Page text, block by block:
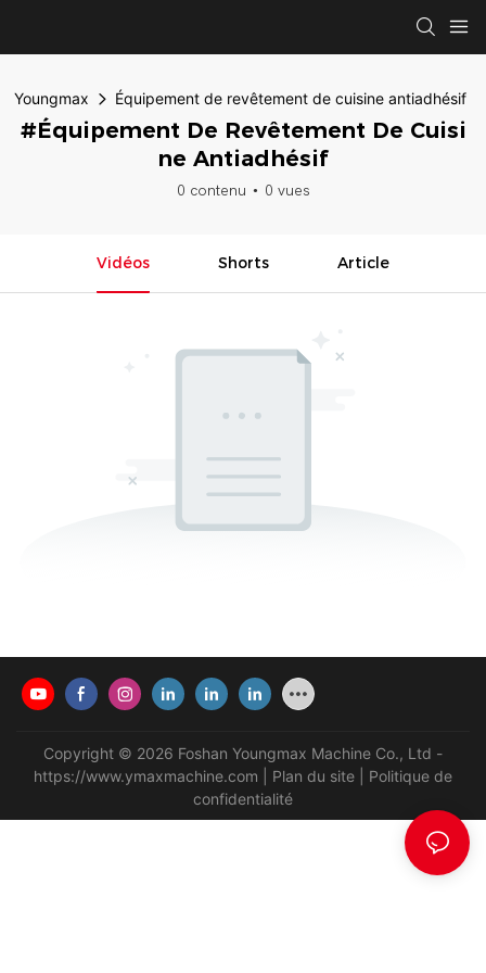
Youngmax Équipement de revêtement de cuisine antiadhésif
#Équipement De Revêtement De Cuisi
Ne Antiadhésif
0 contenu 0 vues
Vidéos Shorts Article
Copyright © 2026 Foshan Youngmax Machine Co., Ltd -
https://www.ymaxmachine.com
Plan du site
Politique de
confidentialité